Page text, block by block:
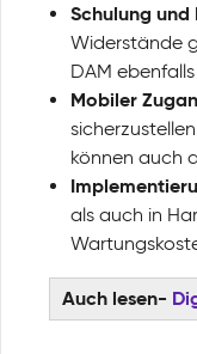
Schulung
Widerstände
DAM
Mobiler
können auch
als auch in
Auch lesen-